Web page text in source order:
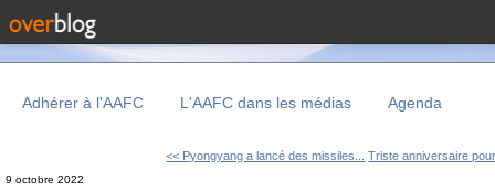
Adhérer à l'AAFC L'AAFC dans les médias Agenda
<< Pyongyang a lancé des missiles... Triste anniversaire
9 octobre 2022